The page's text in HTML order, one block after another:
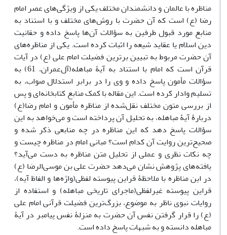
مناظره با عالمان و دانشمندان مختلف یکی از ویژگی‌های عصر امام
رضا (ع) است که آن حضرت با روش‌های مختلف و با استناد به
منابع مورد قبول طرفین به سؤالات آن‌ها پاسخ داده و حقانیت
دین اسلام یا عقاید شیعه را اثبات کرده است. یکی از مناظره‌های
آن حضرت مربوط به تبیین برترین فضیلت امام علی (ع) در آیات
قرآن است که امام با استناد به آیۀ مباهله(آل‌عمران، 61) به
سؤالات مأمون پاسخ داده و وی را در برابر استدلال صواب، به
تسلیم وادار کرده است. این مقاله با کمک منابع کتابخانه‌ای و پس
از بررسی متون مختلف نقل‌شده از مناظره مأمون و امام رضا(ع)
دربارۀ آیۀ مباهله، به تحلیل آن پرداخته است و می‌خواهد به این
سؤالات پاسخ دهد که این مناظره در چه منابعی ذکر شده و
صحیح‌ترین روایت آن کدام است؟ مبانی امام در مناظره چیست و
چه نکات نظری و عملی از تحلیل متن مناظره به دست می‌آید؟
یافته‌های پژوهش نشان می‌دهد حضرت علی بن موسی‌الرضا (ع)
در این مناظره با ملاحظۀ قراین پیوسته لفظی(واژه‌ها و الفاظ آیه)،
قراین پیوسته غیرلفظی(ماجرای تاریخی مباهله) و استفاده از
روایات نبوی ناظر به موضوع، بزرگ‌ترین فضیلت قرآنی امام علی
(ع) را قرار گرفتن نفس آن حضرت به‌ منزلۀ نفس پیامبر در آیۀ
مباهله دانسته و به شبهات پاسخ داده است.